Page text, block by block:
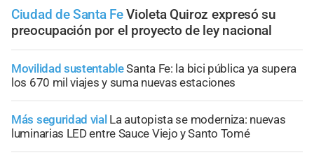
Ciudad de Santa Fe Violeta Quiroz expresó su
preocupación por el proyecto de ley nacional
Movilidad sustentableSanta Fe: la bici pública ya supera
los 670 mil viajes y suma nuevas estaciones
Más seguridad vial La autopista se moderniza: nuevas
luminarias LED entre Sauce Viejo y Santo Tomé